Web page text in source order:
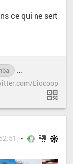
ce qui ne sert
Biocoop